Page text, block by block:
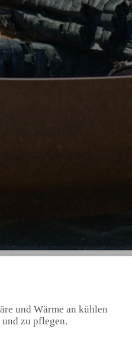
und Wärme an kühlen
zu pflegen.